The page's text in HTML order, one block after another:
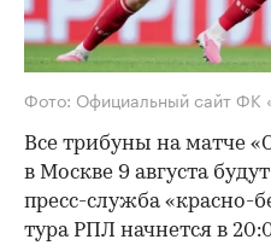
Фото: Официальный сайт ФК
Все трибуны на матче
в Москве 9 августа
пресс-служба «красно-
тура РПЛ начнется в